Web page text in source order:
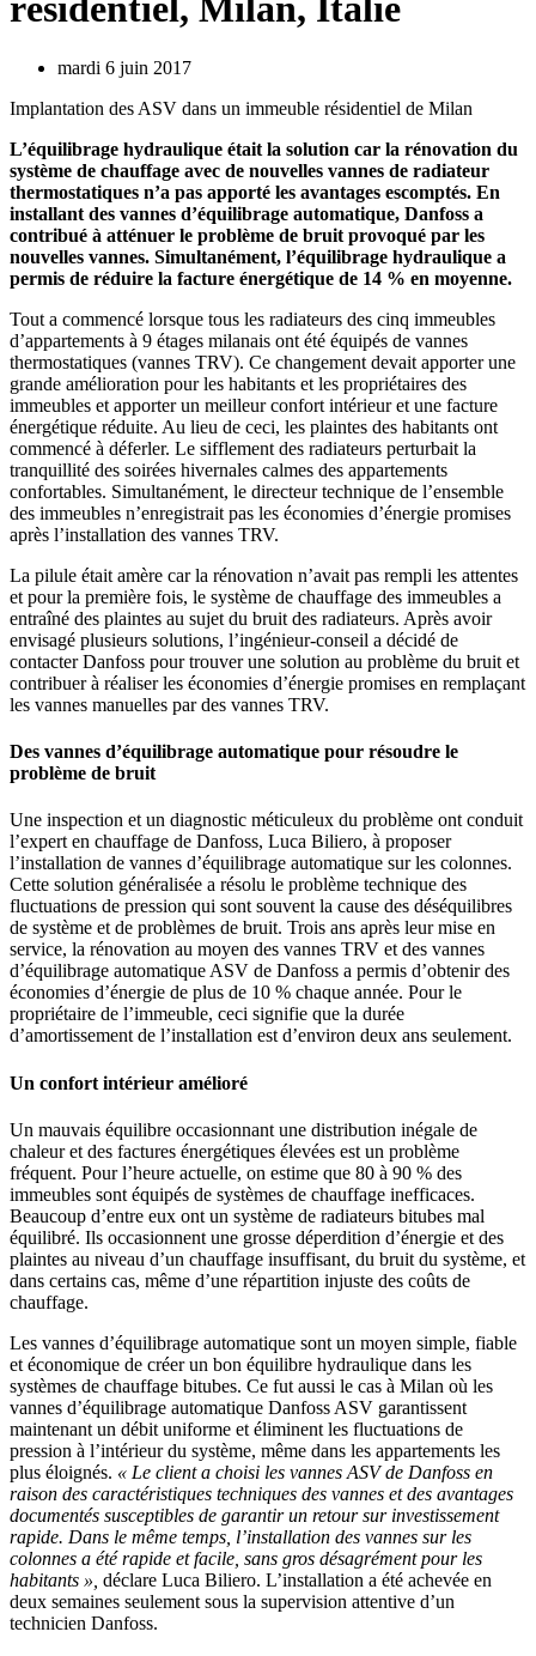
résidentiel, Milan, Italie
mardi 6 juin 2017
Implantation des ASV dans un immeuble résidentiel de Milan
L’équilibrage hydraulique était la solution car la rénovation du
système de chauffage avec de nouvelles vannes de radiateur
thermostatiques n’a pas apporté les avantages escomptés. En
installant des vannes d’équilibrage automatique, Danfoss a
contribué à atténuer le problème de bruit provoqué par les
nouvelles vannes. Simultanément, l’équilibrage hydraulique a
permis de réduire la facture énergétique de 14 % en moyenne.
Tout a commencé lorsque tous les radiateurs des cinq immeubles
d’appartements à 9 étages milanais ont été équipés de vannes
thermostatiques (vannes TRV). Ce changement devait apporter une
grande amélioration pour les habitants et les propriétaires des
immeubles et apporter un meilleur confort intérieur et une facture
énergétique réduite. Au lieu de ceci, les plaintes des habitants ont
commencé à déferler. Le sifflement des radiateurs perturbait la
tranquillité des soirées hivernales calmes des appartements
confortables. Simultanément, le directeur technique de l’ensemble
des immeubles n’enregistrait pas les économies d’énergie promises
après l’installation des vannes TRV.
La pilule était amère car la rénovation n’avait pas rempli les attentes
et pour la première fois, le système de chauffage des immeubles a
entraîné des plaintes au sujet du bruit des radiateurs. Après avoir
envisagé plusieurs solutions, l’ingénieur-conseil a décidé de
contacter Danfoss pour trouver une solution au problème du bruit et
contribuer à réaliser les économies d’énergie promises en remplaçant
les vannes manuelles par des vannes TRV.
Des vannes d’équilibrage automatique pour résoudre le
problème de bruit
Une inspection et un diagnostic méticuleux du problème ont conduit
l’expert en chauffage de Danfoss, Luca Biliero, à proposer
l’installation de vannes d’équilibrage automatique sur les colonnes.
Cette solution généralisée a résolu le problème technique des
fluctuations de pression qui sont souvent la cause des déséquilibres
de système et de problèmes de bruit. Trois ans après leur mise en
service, la rénovation au moyen des vannes TRV et des vannes
d’équilibrage automatique ASV de Danfoss a permis d’obtenir des
économies d’énergie de plus de 10 % chaque année. Pour le
propriétaire de l’immeuble, ceci signifie que la durée
d’amortissement de l’installation est d’environ deux ans seulement.
Un confort intérieur amélioré
Un mauvais équilibre occasionnant une distribution inégale de
chaleur et des factures énergétiques élevées est un problème
fréquent. Pour l’heure actuelle, on estime que 80 à 90 % des
immeubles sont équipés de systèmes de chauffage inefficaces.
Beaucoup d’entre eux ont un système de radiateurs bitubes mal
équilibré. Ils occasionnent une grosse déperdition d’énergie et des
plaintes au niveau d’un chauffage insuffisant, du bruit du système, et
dans certains cas, même d’une répartition injuste des coûts de
chauffage.
Les vannes d’équilibrage automatique sont un moyen simple, fiable
et économique de créer un bon équilibre hydraulique dans les
systèmes de chauffage bitubes. Ce fut aussi le cas à Milan où les
vannes d’équilibrage automatique Danfoss ASV garantissent
maintenant un débit uniforme et éliminent les fluctuations de
pression à l’intérieur du système, même dans les appartements les
plus éloignés. « Le client a choisi les vannes ASV de Danfoss en
raison des caractéristiques techniques des vannes et des avantages
documentés susceptibles de garantir un retour sur investissement
rapide. Dans le même temps, l’installation des vannes sur les
colonnes a été rapide et facile, sans gros désagrément pour les
habitants », déclare Luca Biliero. L’installation a été achevée en
deux semaines seulement sous la supervision attentive d’un
technicien Danfoss.